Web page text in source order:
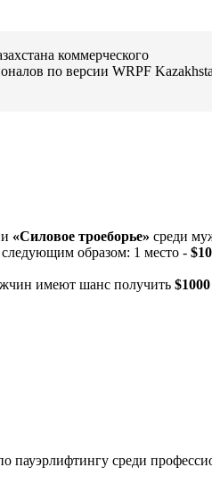
коммерческого
по версии WRPF
«Силовое троеборье» среди
следующим образом: 1 место -
имеют шанс получить $1000
пауэрлифтингу среди